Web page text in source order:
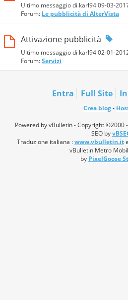
Ultimo messaggio di karl94 09-03-
Forum: Le pubblicità di AlterVista
Attivazione pubblicità
Ultimo messaggio di karl94 02-01-
Forum:Servizi
Entra Full Site
Crea blog-
Powered by vBulletin - Copyright ©2000
SEO by
Traduzione italiana :www.vbulletin.ite
vBulletin Metro
by PixelGoose